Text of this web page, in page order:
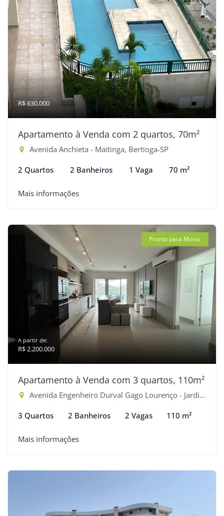
R$ 630.000
Apartamento à Venda com 2 quartos, 70m²
Avenida Anchieta - Maitinga, Bertioga-SP
2 Quartos 2 Banheiros 1 Vaga 70 m²
Mais informações
Pronto para Morar
A partir de:
R$ 2.200.000
Apartamento à Venda com 3 quartos, 110m²
Avenida Engenheiro Durval Gago Lourenço - Jardim São Lourenço, Bertioga-SP
3 Quartos 2 Banheiros 2 Vagas 110 m²
Mais informações